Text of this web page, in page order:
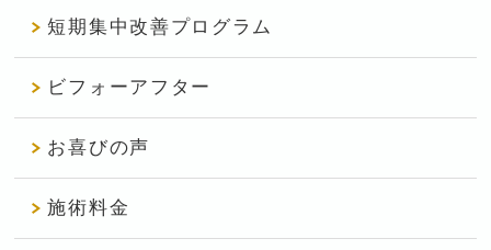
短期集中改善プログラム
ビフォーアフター
お喜びの声
施術料金